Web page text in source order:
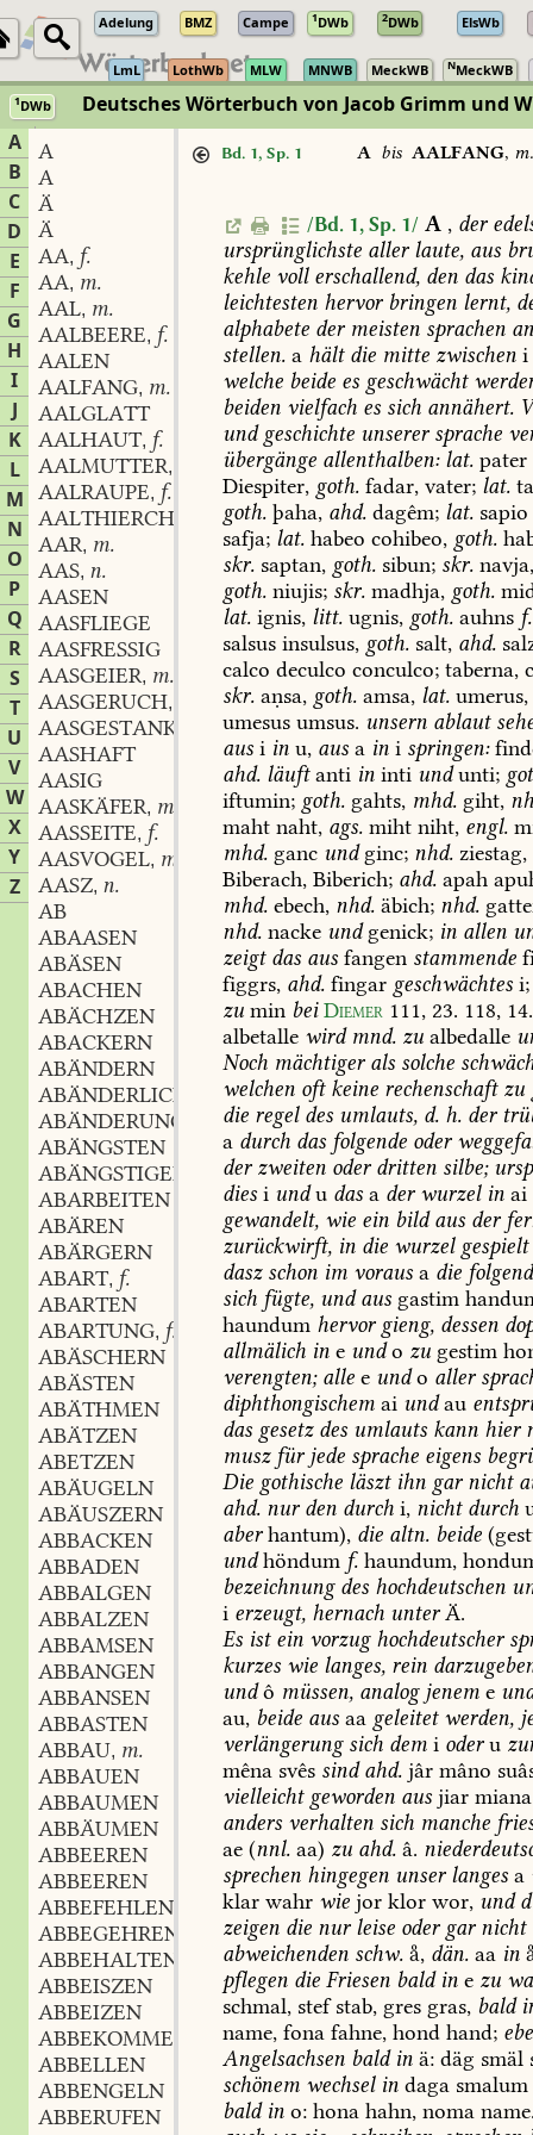
Adelung BMZ Campe 1DWb 2DWb ElsWb
LmL LothWb MLW MNWB MeckWB NMeckWB
1DWb Deutsches Wörterbuch von Jacob Grimm und
A
B
C
D
E
F
G
H
I
J
K
L
M
N
O
P
Q
R
S
T
U
V
W
X
Y
Z
A
A
Ä
Ä
AA, f.
AA, m.
AAL, m.
AALBEERE, f.
AALEN
AALFANG, m.
AALGLATT
AALHAUT, f.
AALMUTTER,
AALRAUPE, f.
AALTHIERCHEN
n.
AAR, m.
AAS, n.
AASEN
AASFLIEGE
AASFRESSIG
AASGEIER, m.
AASGERUCH,
AASGESTANK
AASHAFT
AASIG
AASKÄFER, m.
AASSEITE, f.
AASVOGEL, m.
AASZ, n.
AB
ABAASEN
ABÄSEN
ABACHEN
ABÄCHZEN
ABACKERN
ABÄNDERN
ABÄNDERLICH
ABÄNDERUNG
ABÄNGSTEN
ABÄNGSTIGEN
ABARBEITEN
ABÄREN
ABÄRGERN
ABART, f.
ABARTEN
ABARTUNG, f.
ABÄSCHERN
ABÄSTEN
ABÄTHMEN
ABÄTZEN
ABETZEN
ABÄUGELN
ABÄUSZERN
ABBACKEN
ABBADEN
ABBALGEN
ABBALZEN
ABBAMSEN
ABBANGEN
ABBANSEN
ABBASTEN
ABBAU, m.
ABBAUEN
ABBAUMEN
ABBÄUMEN
ABBEEREN
ABBEEREN
ABBEFEHLEN
ABBEGEHREN
ABBEHALTEN
ABBEISZEN
ABBEIZEN
ABBEKOMMEN
ABBELLEN
ABBENGELN
ABBERUFEN
Bd. 1, Sp. 1 Abis AALFANG, m.
/Bd. 1, Sp. 1/ A , der
ursprünglichste allerlaute, aus
kehle vollerschallend, den das
leichtesten hervorbringen lernt,
alphabete dermeisten sprachen
stellen. a hältdie mitte zwischen i
welche beide es geschwächt
beiden vielfach es sich annähert.
undgeschichte unserersprache
übergänge allenthalben:lat. pater
Diespiter, goth. fadar, vater; lat.
goth. þaha, ahd. dagêm; lat. sapio
safja; lat. habeo cohibeo, goth.
skr. saptan, goth. sibun; skr.
goth. niujis; skr. madhja, goth.
lat. ignis, litt. ugnis, goth. auhns f.
salsus insulsus, goth. salt, ahd.
calco deculco conculco; taberna,
skr. aṇsa, goth. amsa, lat. umerus,
umesus umsus. unsern ablaut
aus i in u, aus a in i springen:
ahd. läuftanti in inti undunti;
iftumin; goth. gahts, mhd. giht,
maht naht, ags. miht niht, engl.
mhd. ganc undginc; nhd. ziestag,
Biberach, Biberich; ahd. apah
mhd. ebech, nhd. äbich; nhd.
nhd. nacke undgenick; in allen
zeigtdas aus fangen stammende
figgrs, ahd. fingar geschwächtes i;
zu min bei Diemer 111, 23. 118, 14.
albetalle wirdmnd. zu albedalle
Noch mächtigerals solche
welchen oftkeine rechenschaftzu
die regeldes umlauts, d. h. der
a durch das folgende oder
derzweiten oderdritten silbe;
dies i undu das a derwurzelin ai
gewandelt, wie ein bildaus der
zurückwirft, in die wurzelgespielt
daszschon im voraus a die
sich fügte, undaus gastim
haundum hervorgieng, dessen
allmälich in e undo zu gestim
verengten;alle e undo aller
diphthongischem ai undau
das gesetzdes umlauts kann hier
muszfürjede sprache eigens
Die gothische läsztihn garnicht
ahd. nurden durch i, nichtdurch
aberhantum), die altn. beide
undhöndum f. haundum,
bezeichnungdes hochdeutschen
i erzeugt, hernach unterÄ.
Es istein vorzughochdeutscher
kurzes wie langes, rein
undô müssen, analogjenem e
au, beide aus aa geleitetwerden,
verlängerungsich dem i oderu
mêna svês sindahd. jâr mâno
vielleichtgeworden aus jiar miana
anders verhalten sich manche
ae (nnl. aa) zu ahd. â.
sprechen hingegen unserlanges a
klar wahr wie jor klor wor, und
zeigen die nurleise odergarnicht
abweichenden schw. , dän. aa in
pflegen die Friesen baldin e zu
schmal, stefstab, gres gras, bald
name, fona fahne, hond hand;
Angelsachsen baldin ä: däg smäl
schönem wechselin daga smalum
baldin o: hona hahn, noma